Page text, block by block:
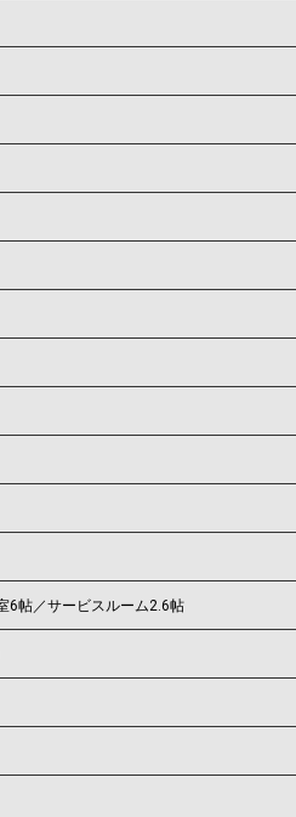
6帖／サービスルーム2.6帖